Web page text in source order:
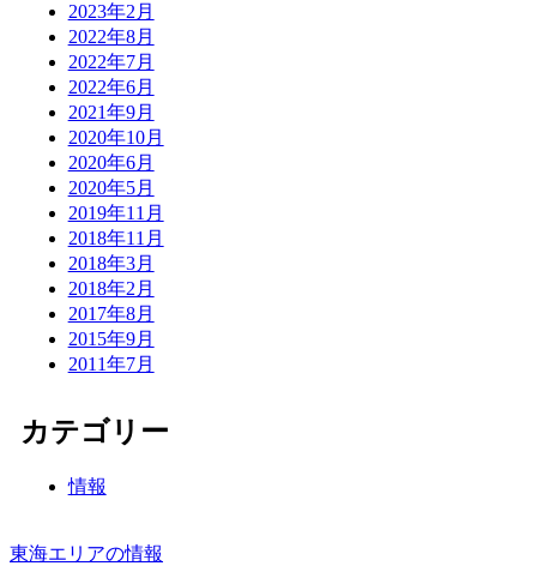
2023年2月
2022年8月
2022年7月
2022年6月
2021年9月
2020年10月
2020年6月
2020年5月
2019年11月
2018年11月
2018年3月
2018年2月
2017年8月
2015年9月
2011年7月
カテゴリー
情報
東海エリアの情報